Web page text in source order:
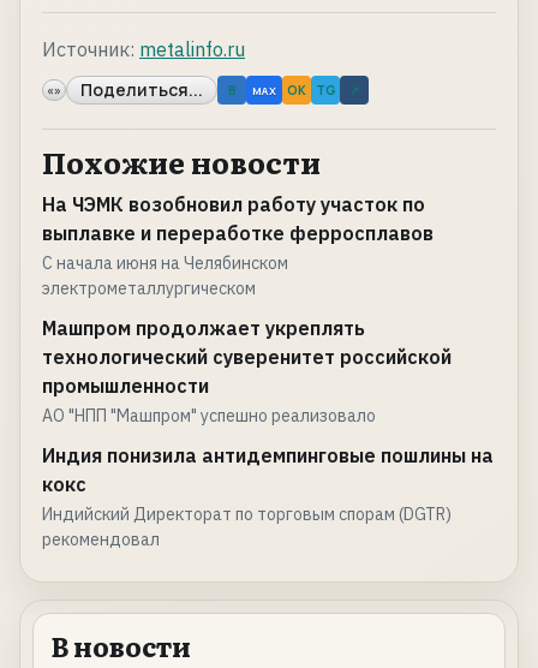
Источник: metalinfo.ru
«» Поделиться... B MAX OK TG ↗
Похожие новости
На ЧЭМК возобновил работу участок по
выплавке и переработке ферросплавов
С начала июня на Челябинском
электрометаллургическом
Машпром продолжает укреплять
технологический суверенитет российской
промышленности
АО "НПП "Машпром" успешно реализовало
Индия понизила антидемпинговые пошлины на
кокс
Индийский Директорат по торговым спорам (DGTR)
рекомендовал
В новости